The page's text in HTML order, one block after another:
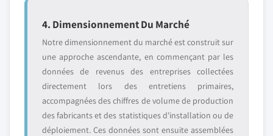
4. Dimensionnement Du Marché
Notre dimensionnement du marché est construit sur
une approche ascendante, en commençant par les
données de revenus des entreprises collectées
directement lors des entretiens primaires,
accompagnées des chiffres de volume de production
des fabricants et des statistiques d'installation ou de
déploiement. Ces données sont ensuite assemblées